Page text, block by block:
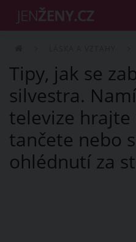
Tipy, jak se
silvestra.
televize hrajte
tančete nebo
ohlédnutí za